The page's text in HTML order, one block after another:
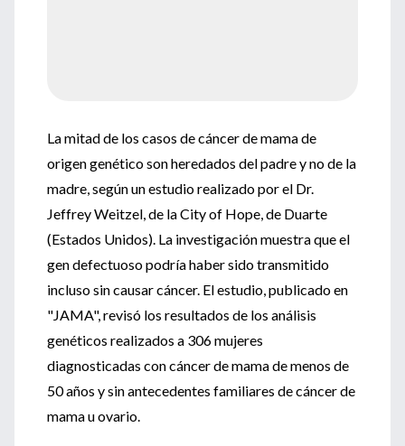
La mitad de los casos de cáncer de mama de
origen genético son heredados del padre y no de la
madre, según un estudio realizado por el Dr.
Jeffrey Weitzel, de la City of Hope, de Duarte
(Estados Unidos). La investigación muestra que el
gen defectuoso podría haber sido transmitido
incluso sin causar cáncer. El estudio, publicado en
"JAMA", revisó los resultados de los análisis
genéticos realizados a 306 mujeres
diagnosticadas con cáncer de mama de menos de
50 años y sin antecedentes familiares de cáncer de
mama u ovario.